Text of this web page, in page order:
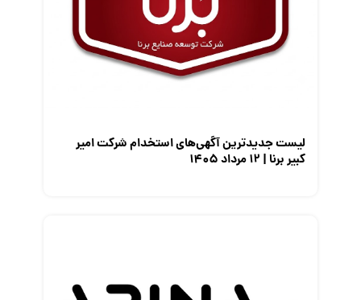
معرفی متخصصان منابع انسانی
لیست جدیدترین آگهی‌های استخدام شرکت امیر
کبیر برنا | ۱۲ مرداد ۱۴۰۵